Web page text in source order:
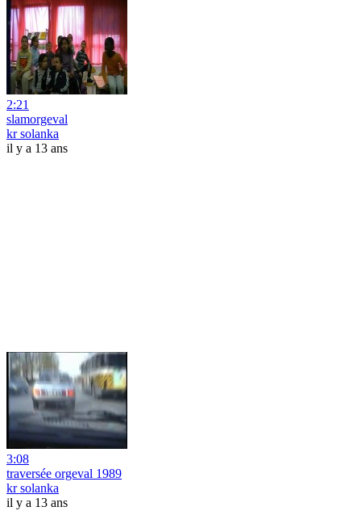
2:21
slamorgeval
kr solanka
il y a 13 ans
3:08
traversée orgeval 1989
kr solanka
il y a 13 ans